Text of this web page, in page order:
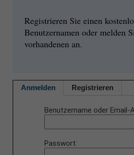
Registrieren Sie einen
Benutzernamen oder melden
vorhandenen an.
Anmelden Registrieren
Benutzername oder Email-
Passwort